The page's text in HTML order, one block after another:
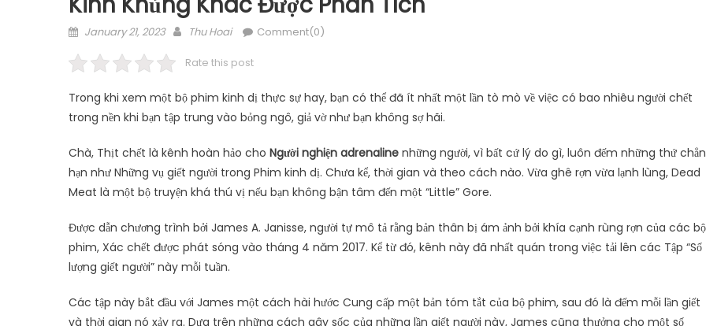
Posted
January 21, 2023 Author
Thu Hoai Comment(0)
Rate this post
Trong khi xem một bộ phim kinh dị thực sự hay, bạn có thể đã ít nhất một lần tò mò về việc có bao nhiêu người chết
trong nền khi bạn tập trung vào bỏng ngô, giả vờ như bạn không sợ hãi.
Chà, Thịt chết là kênh hoàn hảo cho Người nghiện adrenaline những người, vì bất cứ lý do gì, luôn đếm những thứ
hạn như Những vụ giết người trong Phim kinh dị. Chưa kể, thời gian và theo cách nào. Vừa ghê rợn vừa lạnh lùng, Dead
Meat là một bộ truyện khá thú vị nếu bạn không bận tâm đến một “Little” Gore.
Được dẫn chương trình bởi James A. Janisse, người tự mô tả rằng bản thân bị ám ảnh bởi khía cạnh rùng rợn của các bộ
phim, Xác chết được phát sóng vào tháng 4 năm 2017. Kể từ đó, kênh này đã nhất quán trong việc tải lên các Tập “Số
lượng giết người” này mỗi tuần.
Các tập này bắt đầu với James một cách hài hước Cung cấp một bản tóm tắt của bộ phim, sau đó là đếm mỗi lần giết
và thời gian nó xảy ra. Dựa trên những cách gây sốc của những lần giết người này, James cũng thưởng cho một số